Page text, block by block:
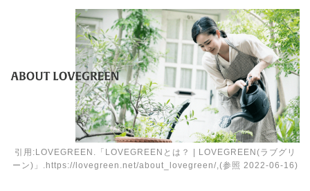
引用:LOVEGREEN.「LOVEGREENとは？ | LOVEGREEN(ラブグリ
ーン)」.https://lovegreen.net/about_lovegreen/,(参照 2022-06-16)